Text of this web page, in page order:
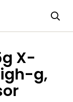
X-
g,